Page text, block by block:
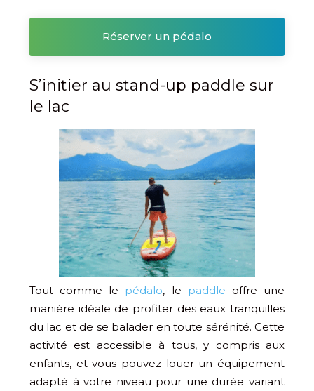
Réserver un pédalo
S’initier au stand-up paddle sur
le lac
Tout comme le pédalo, le paddle offre une
manière idéale de profiter des eaux tranquilles
du lac et de se balader en toute sérénité. Cette
activité est accessible à tous, y compris aux
enfants, et vous pouvez louer un équipement
adapté à votre niveau pour une durée variant